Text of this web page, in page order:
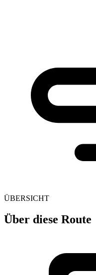
ÜBERSICHT
Über diese Route